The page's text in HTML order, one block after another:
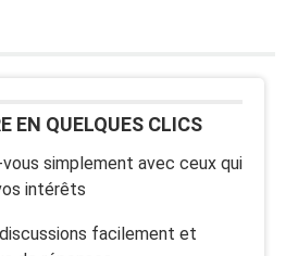
EN QUELQUES CLICS
simplement avec ceux qui
intérêts
facilement et